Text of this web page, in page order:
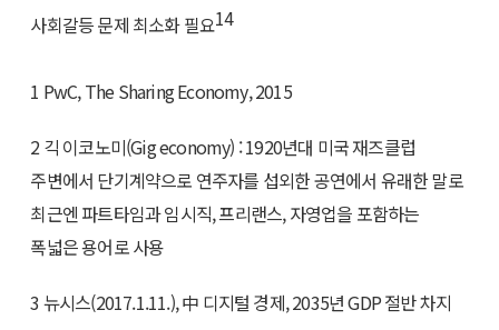
사회갈등 문제 최소화 필요14
1 PwC, The Sharing Economy, 2015
2 긱 이코노미(Gig economy) : 1920년대 미국 재즈클럽
주변에서 단기계약으로 연주자를 섭외한 공연에서 유래한 말로
최근엔 파트타임과 임시직, 프리랜스, 자영업을 포함하는
폭넓은 용어로 사용
3 뉴시스(2017.1.11.), 中 디지털 경제, 2035년 GDP 절반 차지